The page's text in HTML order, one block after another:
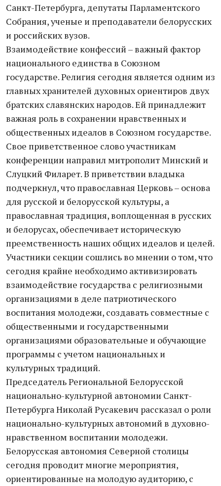
Санкт-Петербурга, депутаты Парламентского
Собрания, ученые и преподаватели белорусских
и российских вузов.
Взаимодействие конфессий – важный фактор
национального единства в Союзном
государстве. Религия сегодня является одним из
главных хранителей духовных ориентиров двух
братских славянских народов. Ей принадлежит
важная роль в сохранении нравственных и
общественных идеалов в Союзном государстве.
Свое приветственное слово участникам
конференции направил митрополит Минский и
Слуцкий Филарет. В приветствии владыка
подчеркнул, что православная Церковь – основа
для русской и белорусской культуры, а
православная традиция, воплощенная в русских
и белорусах, обеспечивает историческую
преемственность наших общих идеалов и целей.
Участники секции сошлись во мнении о том, что
сегодня крайне необходимо активизировать
взаимодействие государства с религиозными
организациями в деле патриотического
воспитания молодежи, создавать совместные с
общественными и государственными
организациями образовательные и обучающие
программы с учетом национальных и
культурных традиций.
Председатель Региональной Белорусской
национально-культурной автономии Санкт-
Петербурга Николай Русакевич рассказал о роли
национально-культурных автономий в духовно-
нравственном воспитании молодежи.
Белорусская автономия Северной столицы
сегодня проводит многие мероприятия,
ориентированные на молодую аудиторию, с